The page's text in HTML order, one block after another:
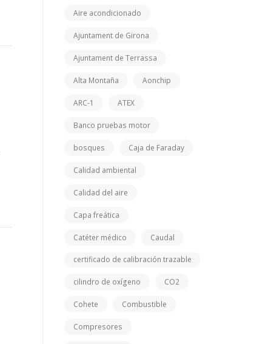
Aire acondicionado
Ajuntament de Girona
Ajuntament de Terrassa
Alta Montaña Aonchip
ARC-1 ATEX
Banco pruebas motor
bosques Caja de Faraday
Calidad ambiental
Calidad del aire
Capa freática
Catéter médico Caudal
certificado de calibración trazable
cilindro de oxígeno CO2
Cohete Combustible
Compresores